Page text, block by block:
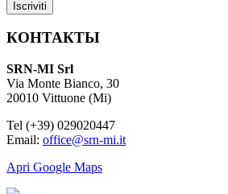
КОНТАКТЫ
SRN-MI Srl
Via Monte Bianco, 30
20010 Vittuone (Mi)
Tel (+39) 029020447
Email: office@srn-mi.it
Apri Google Maps